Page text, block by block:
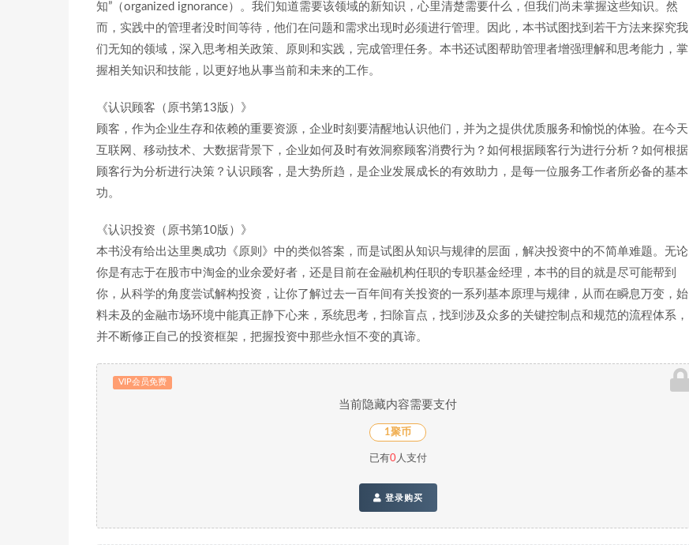
知”（organized ignorance）。我们知道需要该领域的新知识，心里清楚需要什么，但我们尚未掌握这些知识。然
而，实践中的管理者没时间等待，他们在问题和需求出现时必须进行管理。因此，本书试图找到若干方法来探究我
们无知的领域，深入思考相关政策、原则和实践，完成管理任务。本书还试图帮助管理者增强理解和思考能力，掌
握相关知识和技能，以更好地从事当前和未来的工作。
《认识顾客（原书第13版）》
顾客，作为企业生存和依赖的重要资源，企业时刻要清醒地认识他们，并为之提供优质服务和愉悦的体验。在今天
互联网、移动技术、大数据背景下，企业如何及时有效洞察顾客消费行为？如何根据顾客行为进行分析？如何根据
顾客行为分析进行决策？认识顾客，是大势所趋，是企业发展成长的有效助力，是每一位服务工作者所必备的基本
功。
《认识投资（原书第10版）》
本书没有给出达里奥成功《原则》中的类似答案，而是试图从知识与规律的层面，解决投资中的不简单难题。无论
你是有志于在股市中淘金的业余爱好者，还是目前在金融机构任职的专职基金经理，本书的目的就是尽可能帮到
你，从科学的角度尝试解构投资，让你了解过去一百年间有关投资的一系列基本原理与规律，从而在瞬息万变，始
料未及的金融市场环境中能真正静下心来，系统思考，扫除盲点，找到涉及众多的关键控制点和规范的流程体系，
并不断修正自己的投资框架，把握投资中那些永恒不变的真谛。
VIP会员免费
当前隐藏内容需要支付
1聚币
已有0人支付
登录购买